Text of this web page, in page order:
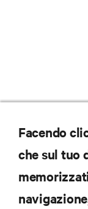
Facendo
che sul tuo